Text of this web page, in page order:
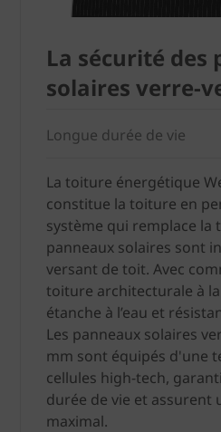
La sécurité des
solaires verre-
Longue durée de vie
La toiture énergétique
constitue la toiture en
système qui remplace la
panneaux solaires sont
versant de toit. Avec
toiture architecturale à
étanche à l’eau et
Les panneaux solaires
mm sont équipés d'une
cellules high-tech,
durée de vie et assurent
maximal.